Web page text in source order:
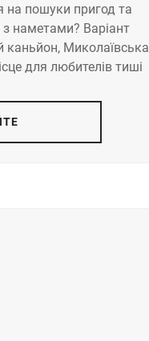
на пошуки пригод та
з наметами? Варіант
Миколаївська
для любителів тиші